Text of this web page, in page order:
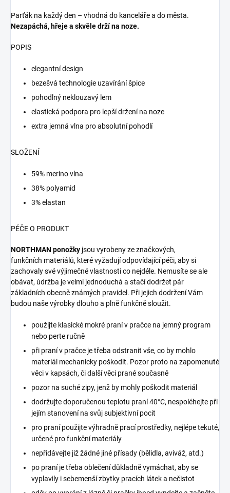
Parťák na každý den – vhodná do kanceláře a do města.
Nezapáchá, hřeje a skvěle drží na noze.
POPIS
elegantní design
bezešvá technologie uzavírání špice
pohodlný neklouzavý lem
elastická podpora pro lepší držení na noze
extra jemná vlna pro absolutní pohodlí
SLOŽENÍ
59% merino vlna
38% polyamid
3% elastan
PÉČE O PRODUKT
NORTHMAN ponožky jsou vyrobeny ze značkových,
funkčních materiálů, které vyžadují odpovídající péči, aby si
zachovaly své výjimečné vlastnosti co nejdéle. Nemusíte se ale
obávat, údržba je velmi jednoduchá a stačí dodržet pár
základních obecně známých pravidel. Při jejich dodržení Vám
budou naše výrobky dlouho a plně funkčně sloužit.
použijte klasické mokré praní v pračce na jemný program
nebo perte ručně
při praní v pračce je třeba odstranit vše, co by mohlo
materiál mechanicky poškodit. Pozor proto na zapomenuté
věci v kapsách, či další věci prané současně
pozor na suché zipy, jenž by mohly poškodit materiál
dodržujte doporučenou teplotu praní 40°C, nespoléhejte při
jejím stanovení na svůj subjektivní pocit
pro praní použijte výhradně prací prostředky, nejlépe tekuté,
určené pro funkční materiály
nepřidávejte již žádné jiné přísady (bělidla, aviváž, atd.)
po praní je třeba oblečení důkladně vymáchat, aby se
vyplavily i sebemenší zbytky pracích látek a nečistot